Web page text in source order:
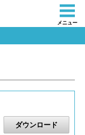
メニュー
ダウンロード